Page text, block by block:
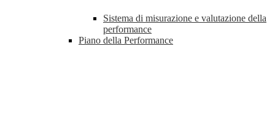
Sistema di misurazione e valutazione della
performance
Piano della Performance